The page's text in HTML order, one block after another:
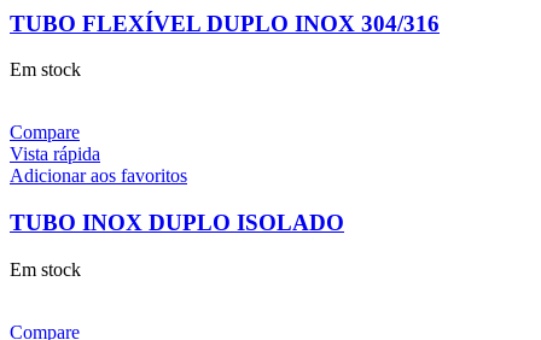
TUBO FLEXÍVEL DUPLO INOX 304/316
Em stock
Compare
Vista rápida
Adicionar aos favoritos
TUBO INOX DUPLO ISOLADO
Em stock
Compare